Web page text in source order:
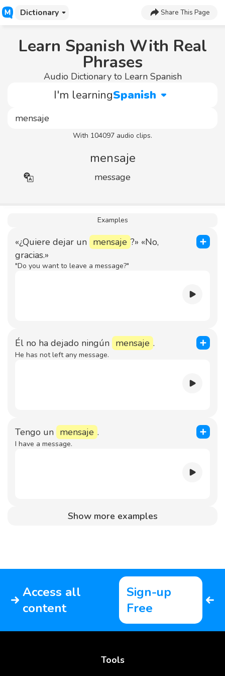
Dictionary Share This Page
Learn Spanish With Real
Phrases
Audio Dictionary to Learn Spanish
I'm learningSpanish
With 104097 audio clips.
mensaje
message
Examples
«¿Quiere dejar un mensaje ?» «No,
gracias.»
"Do you want to leave a message?"
Él no ha dejado ningún mensaje .
He has not left any message.
Tengo un mensaje .
I have a message.
Show more examples
Access all
content
Sign-up
Free
Tools